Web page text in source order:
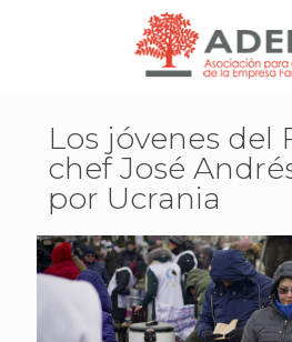
Los jóvenes del
chef José
por Ucrania